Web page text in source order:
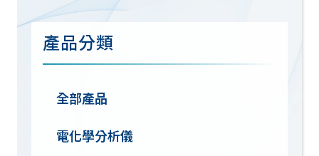
產品分類
全部產品
電化學分析儀